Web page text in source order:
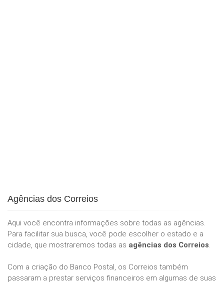
Agências dos Correios
Aqui você encontra informações sobre todas as agências.
Para facilitar sua busca, você pode escolher o estado e a
cidade, que mostraremos todas as agências dos Correios.
Com a criação do Banco Postal, os Correios também
passaram a prestar serviços financeiros em algumas de suas